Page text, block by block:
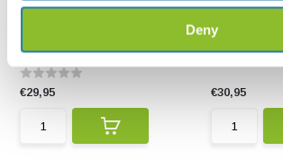
Deny
Crossbill Natuurgids
(Nederlandstalig) over ...
€29,95
Crossbill
Crossbill
France
€30,95